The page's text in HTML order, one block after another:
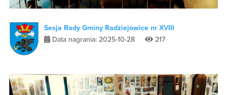
Sesja Rady Gminy Radziejowice nr XVIII
Data nagrania: 2025-10-28
217